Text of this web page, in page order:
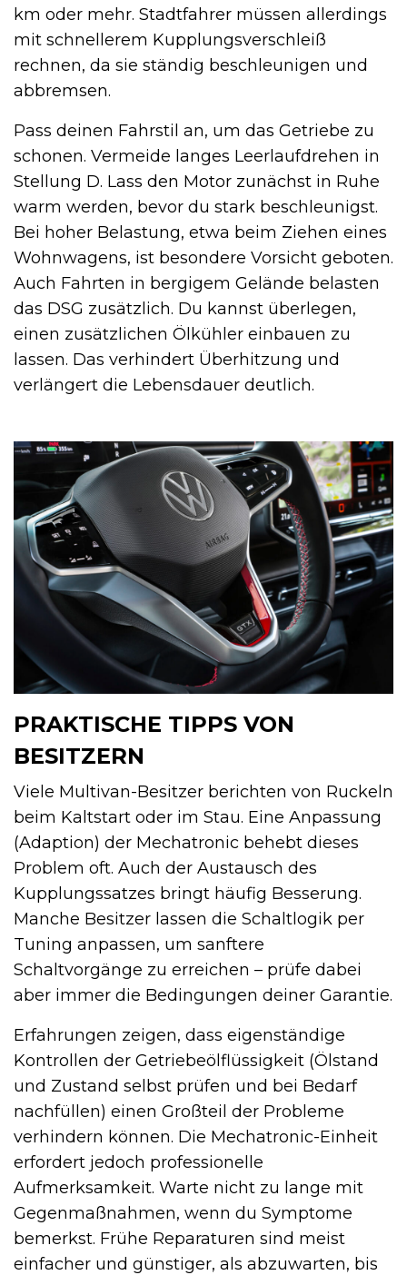
km oder mehr. Stadtfahrer müssen allerdings
mit schnellerem Kupplungsverschleiß
rechnen, da sie ständig beschleunigen und
abbremsen.
Pass deinen Fahrstil an, um das Getriebe zu
schonen. Vermeide langes Leerlaufdrehen in
Stellung D. Lass den Motor zunächst in Ruhe
warm werden, bevor du stark beschleunigst.
Bei hoher Belastung, etwa beim Ziehen eines
Wohnwagens, ist besondere Vorsicht geboten.
Auch Fahrten in bergigem Gelände belasten
das DSG zusätzlich. Du kannst überlegen,
einen zusätzlichen Ölkühler einbauen zu
lassen. Das verhindert Überhitzung und
verlängert die Lebensdauer deutlich.
PRAKTISCHE TIPPS VON
BESITZERN
Viele Multivan-Besitzer berichten von Ruckeln
beim Kaltstart oder im Stau. Eine Anpassung
(Adaption) der Mechatronic behebt dieses
Problem oft. Auch der Austausch des
Kupplungssatzes bringt häufig Besserung.
Manche Besitzer lassen die Schaltlogik per
Tuning anpassen, um sanftere
Schaltvorgänge zu erreichen – prüfe dabei
aber immer die Bedingungen deiner Garantie.
Erfahrungen zeigen, dass eigenständige
Kontrollen der Getriebeölflüssigkeit (Ölstand
und Zustand selbst prüfen und bei Bedarf
nachfüllen) einen Großteil der Probleme
verhindern können. Die Mechatronic-Einheit
erfordert jedoch professionelle
Aufmerksamkeit. Warte nicht zu lange mit
Gegenmaßnahmen, wenn du Symptome
bemerkst. Frühe Reparaturen sind meist
einfacher und günstiger, als abzuwarten, bis